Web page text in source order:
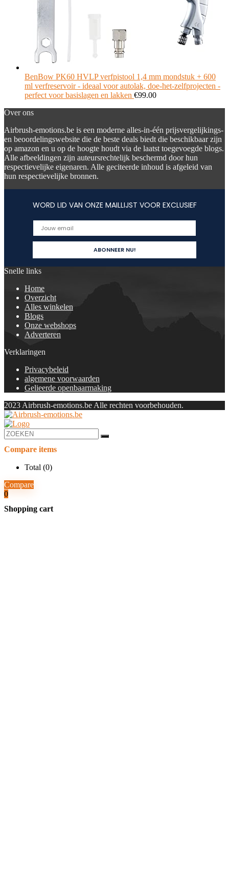
BenBow PK60 HVLP verfpistool 1,4 mm mondstuk + 600
ml verfreservoir - ideaal voor autolak, doe-het-zelfprojecten -
perfect voor basislagen en lakken €99.00
Over ons
Airbrush-emotions.be is een moderne alles-in-één prijsvergelijkings-
en beoordelingswebsite die de beste deals biedt die beschikbaar zijn
op amazon en u op de hoogte houdt via de laatst toegevoegde blogs.
Alle afbeeldingen zijn auteursrechtelijk beschermd door hun
respectievelijke eigenaren. Alle geciteerde inhoud is afgeleid van
hun respectievelijke bronnen.
WORD LID VAN ONZE MAILLIJST VOOR EXCLUSIEF
Snelle links
Home
Overzicht
Alles winkelen
Blogs
Onze webshops
Adverteren
Verklaringen
Privacybeleid
algemene voorwaarden
Gelieerde openbaarmaking
2023 Airbrush-emotions.be Alle rechten voorbehouden.
Compare items
Total (0)
Compare
0
Shopping cart